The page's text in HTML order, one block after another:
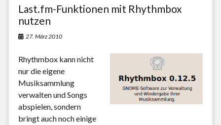
Last.fm-Funktionen mit Rhythmbox
nutzen
27. März 2010
Rhythmbox kann nicht
nur die eigene
Musiksammlung
verwalten und Songs
abspielen, sondern
bringt auch noch einige